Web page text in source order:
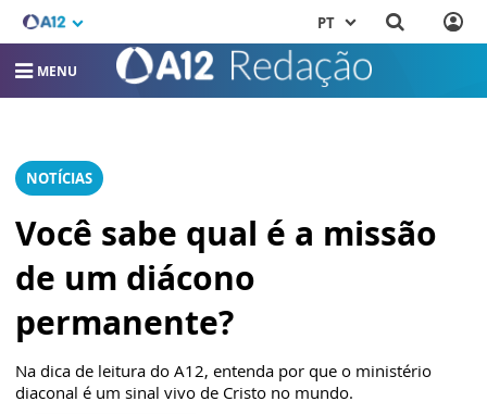
PT
MENU
NOTÍCIAS
Você sabe qual é a missão
de um diácono
permanente?
Na dica de leitura do A12, entenda por que o ministério
diaconal é um sinal vivo de Cristo no mundo.